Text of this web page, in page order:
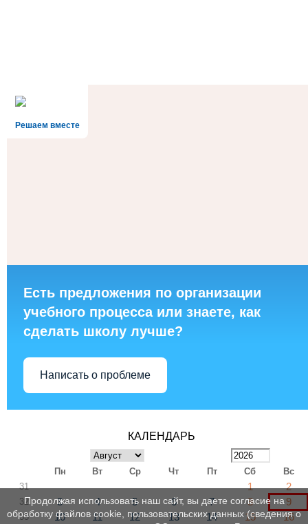
Решаем вместе
Есть предложения по организации
учебного процесса или знаете, как
сделать школу лучше?
Написать о проблеме
КАЛЕНДАРЬ
Пн Вт Ср Чт Пт Сб
Вс
31
1 2
32 3 4 5 6 7 8 9
33 10 11 12 13 14 15 16
Продолжая использовать наш сайт, вы даете согласие на
обработку файлов cookie, пользовательских данных (сведения о